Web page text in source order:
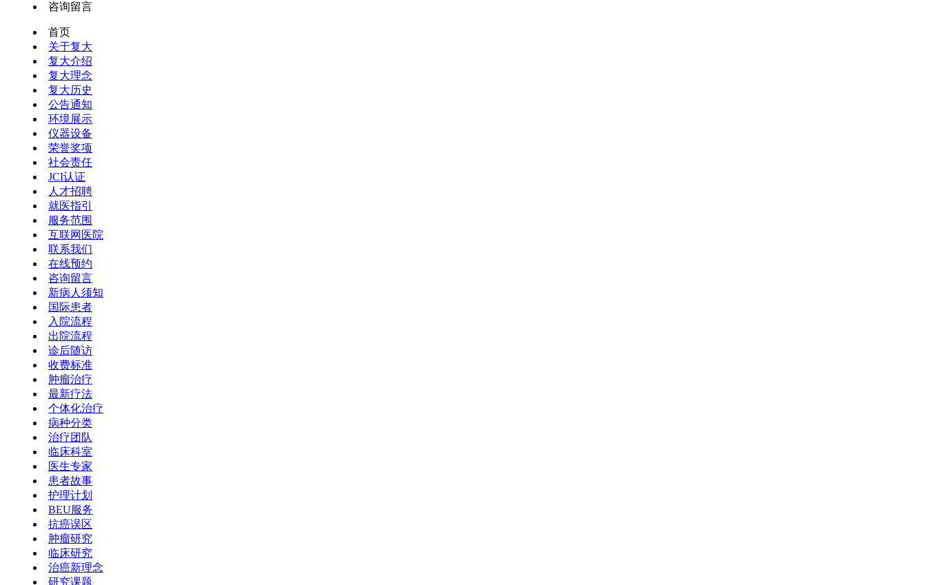
咨询留言
首页
关于复大
复大介绍
复大理念
复大历史
公告通知
环境展示
仪器设备
荣誉奖项
社会责任
JCI认证
人才招聘
就医指引
服务范围
互联网医院
联系我们
在线预约
咨询留言
新病人须知
国际患者
入院流程
出院流程
诊后随访
收费标准
肿瘤治疗
最新疗法
个体化治疗
病种分类
治疗团队
临床科室
医生专家
患者故事
护理计划
BEU服务
抗癌误区
肿瘤研究
临床研究
治癌新理念
研究课题